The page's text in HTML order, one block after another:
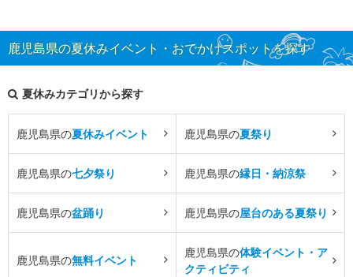
鹿児島県の夏休みイベント・おでかけスポットを探す
夏休みカテゴリから探す
鹿児島県の夏休みイベント 鹿児島県の夏祭り
鹿児島県の七夕祭り 鹿児島県の縁日・納涼祭
鹿児島県の盆踊り 鹿児島県の屋台のある夏祭り
鹿児島県の無料イベント
鹿児島県の体験イベント・ア
クティビティ